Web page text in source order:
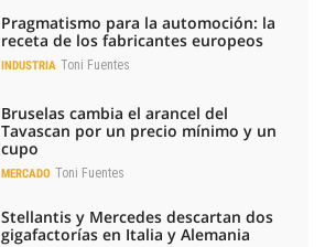
Pragmatismo para la automoción: la
receta de los fabricantes europeos
INDUSTRIA Toni Fuentes
Bruselas cambia el arancel del
Tavascan por un precio mínimo y un
cupo
MERCADO Toni Fuentes
Stellantis y Mercedes descartan dos
gigafactorías en Italia y Alemania